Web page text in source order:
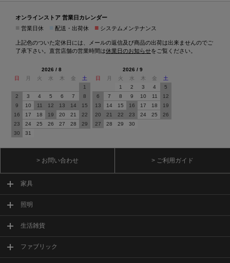
オンラインストア 営業日カレンダー
営業日休 配送・出荷休 ■ システムメンテナンス
上記色のついた定休日には、メールの返信及び商品の出荷は出来ませんのでご
了承下さい。直営店舗の営業時間は休業日のお知らせをご覧ください。
2026 / 8
日
月 火 水 木 金
土
1
2
3 4 5 6 7
8
9
10 11 12 13 14
15
16
17 18 19 20 21
22
23
24 25 26 27 28
29
30
31
2026 / 9
日
月 火 水 木 金
土
1
2 3 4
5
6
7 8 9 10 11
12
13
14 15 16 17 18
19
20
21 22 23 24 25
26
27
28 29 30
> お問い合わせ > ご利用ガイド
家具
照明
生活雑貨
ファブリック